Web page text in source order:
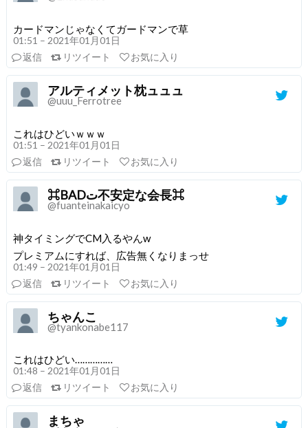
カードマンじゃなくてガードマンで草
01:51 – 2021年01月01日
返信
リツイート お気に入り
アルティメット枕ュュュ
@uuu_Ferrotree
これはひどいｗｗｗ
01:51 – 2021年01月01日
返信
リツイート お気に入り
⌘BADت不安定な会長⌘
@fuanteinakaicyo
神タイミングでCM入るやんw
プレミアムにすれば、広告無くなりまっせ
01:49 – 2021年01月01日
返信
リツイート お気に入り
ちゃんこ
@tyankonabe117
これはひどい……………
01:48 – 2021年01月01日
返信
リツイート お気に入り
まちゃ